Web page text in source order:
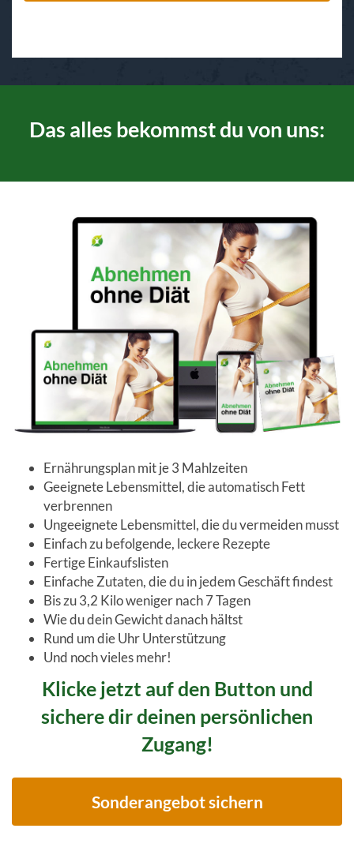
Das alles bekommst du von uns:
Ernährungsplan mit je 3 Mahlzeiten
Geeignete Lebensmittel, die automatisch Fett
verbrennen
Ungeeignete Lebensmittel, die du vermeiden musst
Einfach zu befolgende, leckere Rezepte
Fertige Einkaufslisten
Einfache Zutaten, die du in jedem Geschäft findest
Bis zu 3,2 Kilo weniger nach 7 Tagen
Wie du dein Gewicht danach hältst
Rund um die Uhr Unterstützung
Und noch vieles mehr!
Klicke jetzt auf den Button und
sichere dir deinen persönlichen
Zugang!
Sonderangebot sichern